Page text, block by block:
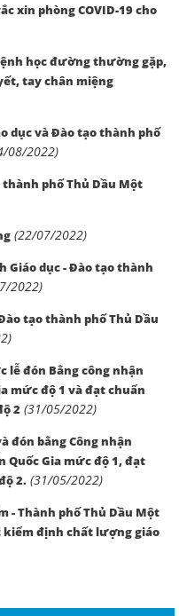
xin phòng COVID-19 cho
học đường thường gặp,
tay chân miệng
dục và Đào tạo thành phố
08/2022)
phố Thủ Dầu Một
(22/07/2022)
Giáo dục - Đào tạo thành
2022)
tạo thành phố Thủ Dầu
lễ đón Bằng công nhận
mức độ 1 và đạt chuẩn
2 (31/05/2022)
đón bằng Công nhận
Quốc Gia mức độ 1, đạt
2. (31/05/2022)
- Thành phố Thủ Dầu Một
kiểm định chất lượng giáo